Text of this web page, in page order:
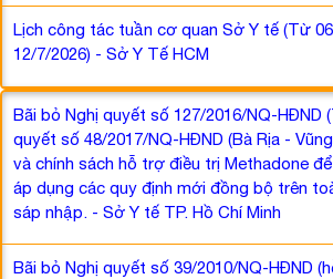
Lịch công tác tuần cơ quan Sở Y tế (Từ
12/7/2026) - Sở Y Tế HCM
Bãi bỏ Nghị quyết số 127/2016/NQ-HĐND
quyết số 48/2017/NQ-HĐND (Bà Rịa -
và chính sách hỗ trợ điều trị Methadone
áp dụng các quy định mới đồng bộ trên
sáp nhập. - Sở Y tế TP. Hồ Chí Minh
Bãi bỏ Nghị quyết số 39/2010/NQ-HĐND